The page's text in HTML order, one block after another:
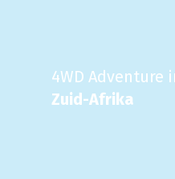
4WD Adventure
Zuid-Afrika